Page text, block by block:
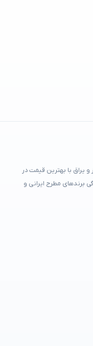
و یراق با بهترین قیمت در
برندهای مطرح ایرانی و